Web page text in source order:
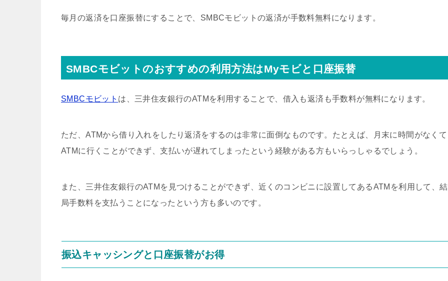
毎月の返済を口座振替にすることで、SMBCモビットの返済が手数料無料になります。
SMBCモビットのおすすめの利用方法はMyモビと口座振替
SMBCモビット は、三井住友銀行のATMを利用することで、借入も返済も手数料が無料になります。
ただ、ATMから借り入れをしたり返済をするのは非常に面倒なものです。たとえば、月末に時間がなくて
ATMに行くことができず、支払いが遅れてしまったという経験がある方もいらっしゃるでしょう。
また、三井住友銀行のATMを見つけることができず、近くのコンビニに設置してあるATMを利用して、結
局手数料を支払うことになったという方も多いのです。
振込キャッシングと口座振替がお得